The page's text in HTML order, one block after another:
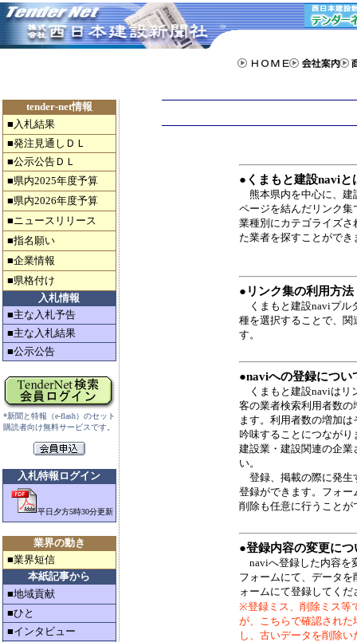
tender-net情報
■入札結果
■発注見通しＤＬ
■公示公告ＤＬ
■県内2025年度予算
■県内2026年度予算
■ニュースリリース
■指名願い
■企業情報
■県格付け
入札情報
■主な入札予告
■主な入札結果
■公示公告
*新聞と特報（e-flash）のセット
購読者向け無料サービスです。
入札特報ログイン
平日夕方5時30分更新
業界の動き
■業界短信
本紙記事から
■地域貢献
■ひと
■インタビュー
● くまもと建設naviと
熊本県内を中心に、建
ページを結んだリンク集
業種別にカテゴライズ
た業者を探すことができ
● リンク集の利用方法
くまもと建設naviプル
種を選択することで、
す。
●naviへの登録につい
くまもと建設naviはリ
客の業者検索利用者数
ます。利用者数の増加
吟味することにつなが
建設業・建設関連の企
い。
登録、掲載の際に発生
登録ができます。フォ
削除も任意に行うことが
●登録内容の変更につ
naviへ登録した内容を
フォームにて、データ
ォームにて登録してくだ
※登録ミス、削除ミス等
が、こちらで確認され
し、古いデータを削除い